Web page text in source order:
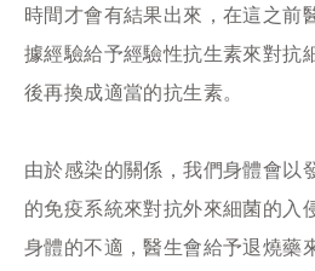
時間才會有結果出來，在這之前
據經驗給予經驗性抗生素來對抗
後再換成適當的抗生素。
由於感染的關係，我們身體會以
的免疫系統來對抗外來細菌的入
身體的不適，醫生會給予退燒藥